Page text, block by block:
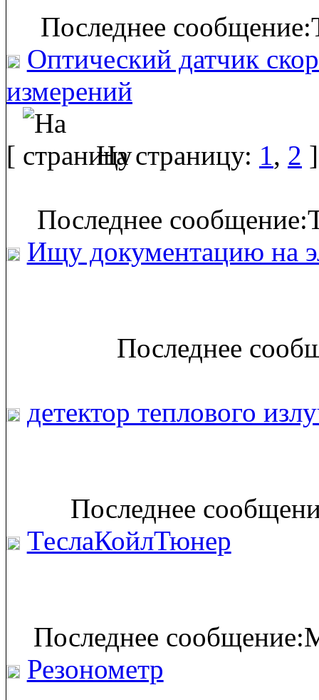
Последнее
Оптический датчик
измерений
[ На страницу: 1, 2 ]
Последнее
Ищу документацию на
Последнее
детектор теплового
Последнее
ТеслаКойлТюнер
Последнее
Резонометр